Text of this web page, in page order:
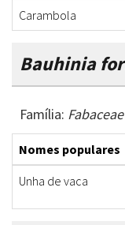
Carambola
Bauhinia
Família: Fabaceae
Nomes populares
Unha de vaca